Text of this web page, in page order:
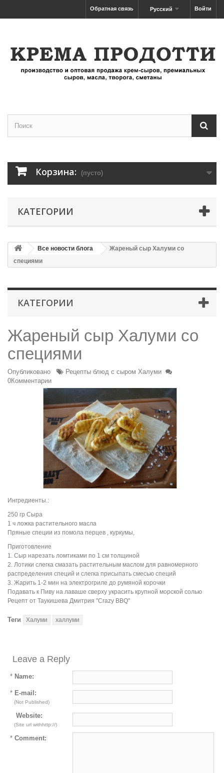
Войти
Русский
Обратная связь
Корзина: (пусто)
КАТЕГОРИИ
Все новости блога
Жареный сыр Халуми со
специями
КАТЕГОРИИ
Жареный сыр Халуми со
специями
Опубликовано
Рецепты блюд с сыром Халуми
0Комментарии
Ингредиенты.:
250 гр Сыра
1 ч ложка растительного масла
Пряные специи из помола перцев , куркумы,
Приготовление
1. Сыр нарезать ломтиками по 1 см толщиной
2. Лотики слегка смазать растительным маслом для равномерного
распределения специй и слегка присыпать смесью специй
3. Жарить 1-2 мин на электрогриле до румяной корочки
Подавать к Пиву на лаваше сверху украсить крупной морской солью
Рецепт от Таукишева Дмитрия "Crazy BBQ"
Теги Халуми халлуми
Leave a Reply
* Name:
* E-mail:
(Not Published)
Website:
(Site url withhttp://)
* Comment: